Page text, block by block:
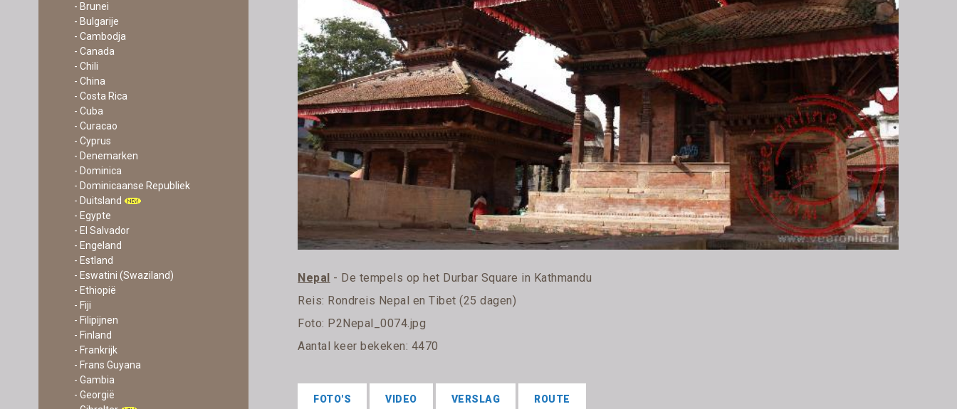
- Brunei
- Bulgarije
- Cambodja
- Canada
- Chili
- China
- Costa Rica
- Cuba
- Curacao
- Cyprus
- Denemarken
- Dominica
- Dominicaanse Republiek
- Duitsland
- Egypte
- El Salvador
- Engeland
- Estland
- Eswatini (Swaziland)
- Ethiopië
- Fiji
- Filipijnen
- Finland
- Frankrijk
- Frans Guyana
- Gambia
- Georgië
Nepal - De tempels op het Durbar Square in Kathmandu
Reis: Rondreis Nepal en Tibet (25 dagen)
Foto: P2Nepal_0074.jpg
Aantal keer bekeken: 4470
FOTO'S VIDEO VERSLAG ROUTE